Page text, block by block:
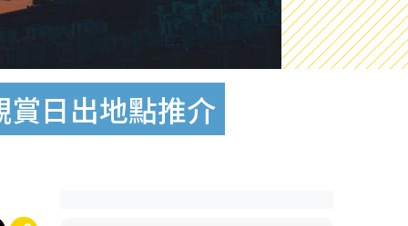
日出地點推介